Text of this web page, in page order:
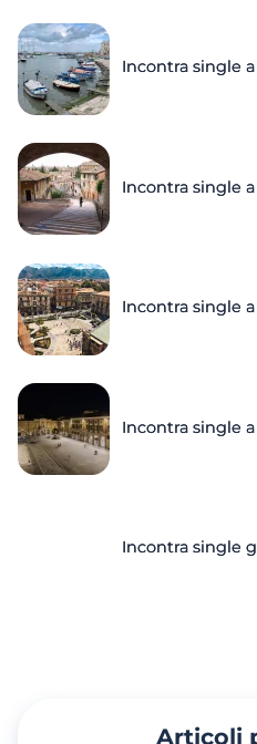
Incontra single
Incontra single
Incontra single
Incontra single
Incontra single
Articoli